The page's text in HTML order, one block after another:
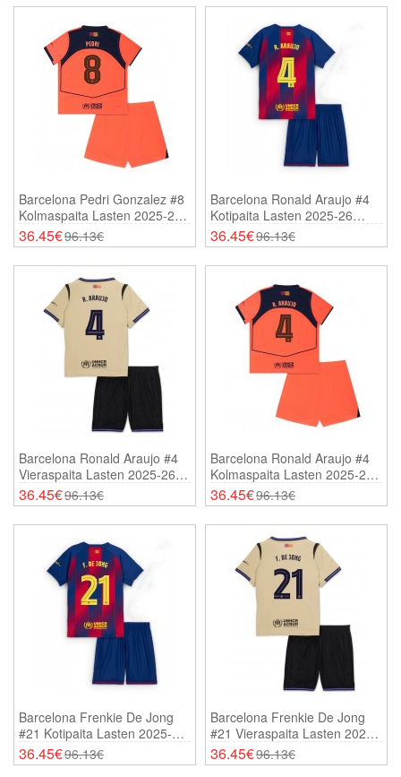
Barcelona Pedri Gonzalez #8
Kolmaspaita Lasten 2025-26
Lyhythihainen (+ Shortsit)
36.45€96.13€
Barcelona Ronald Araujo #4
Kotipaita Lasten 2025-26
Lyhythihainen (+ Shortsit)
36.45€96.13€
Barcelona Ronald Araujo #4
Vieraspaita Lasten 2025-26
Lyhythihainen (+ Shortsit)
36.45€96.13€
Barcelona Ronald Araujo #4
Kolmaspaita Lasten 2025-26
Lyhythihainen (+ Shortsit)
36.45€96.13€
Barcelona Frenkie De Jong
#21 Kotipaita Lasten 2025-26
Lyhythihainen (+ Shortsit)
36.45€96.13€
Barcelona Frenkie De Jong
#21 Vieraspaita Lasten 2025-
26 Lyhythihainen (+ Shortsit)
36.45€96.13€